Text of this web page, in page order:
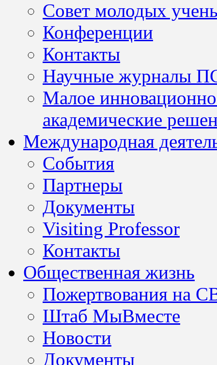
Совет молодых
Конференции
Контакты
Научные журналы
Малое
академические
Международная
События
Партнеры
Документы
Visiting Professor
Контакты
Общественная жизнь
Пожертвования на
Штаб МыВместе
Новости
Документы